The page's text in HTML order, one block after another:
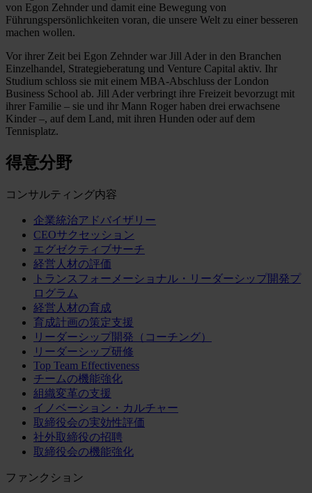
von Egon Zehnder und damit eine Bewegung von
Führungspersönlichkeiten voran, die unsere Welt zu einer besseren
machen wollen.
Vor ihrer Zeit bei Egon Zehnder war Jill Ader in den Branchen
Einzelhandel, Strategieberatung und Venture Capital aktiv. Ihr
Studium schloss sie mit einem MBA-Abschluss der London
Business School ab. Jill Ader verbringt ihre Freizeit bevorzugt mit
ihrer Familie – sie und ihr Mann Roger haben drei erwachsene
Kinder –, auf dem Land, mit ihren Hunden oder auf dem
Tennisplatz.
得意分野
コンサルティング内容
企業統治アドバイザリー
CEOサクセッション
エグゼクティブサーチ
経営人材の評価
トランスフォーメーショナル・リーダーシップ開発プ
ログラム
経営人材の育成
育成計画の策定支援
リーダーシップ開発（コーチング）
リーダーシップ研修
Top Team Effectiveness
チームの機能強化
組織変革の支援
イノベーション・カルチャー
取締役会の実効性評価
社外取締役の招聘
取締役会の機能強化
ファンクション